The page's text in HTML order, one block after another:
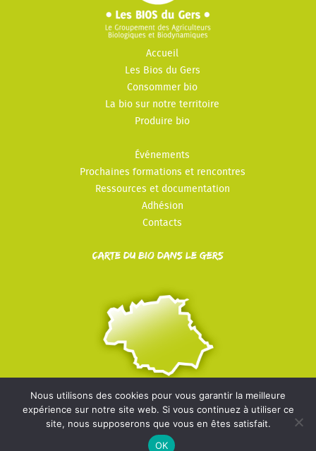
Accueil
Les Bios du Gers
Consommer bio
La bio sur notre territoire
Produire bio
Événements
Prochaines formations et rencontres
Ressources et documentation
Adhésion
Contacts
Carte du Bio dans le Gers
© Les Bios du Gers - 2022-2026 - Mentions légales-Politique
de confidentialité
Nous utilisons des cookies pour vous garantir la meilleure
expérience sur notre site web. Si vous continuez à utiliser ce
site, nous supposerons que vous en êtes satisfait.
OK